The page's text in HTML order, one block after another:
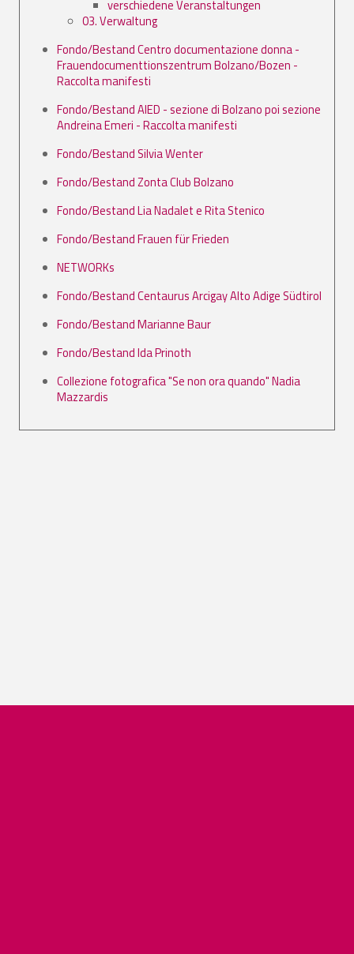
verschiedene Veranstaltungen
03. Verwaltung
Fondo/Bestand Centro documentazione donna -
Frauendocumenttionszentrum Bolzano/Bozen -
Raccolta manifesti
Fondo/Bestand AIED - sezione di Bolzano poi sezione
Andreina Emeri - Raccolta manifesti
Fondo/Bestand Silvia Wenter
Fondo/Bestand Zonta Club Bolzano
Fondo/Bestand Lia Nadalet e Rita Stenico
Fondo/Bestand Frauen für Frieden
NETWORKs
Fondo/Bestand Centaurus Arcigay Alto Adige Südtirol
Fondo/Bestand Marianne Baur
Fondo/Bestand Ida Prinoth
Collezione fotografica "Se non ora quando" Nadia
Mazzardis